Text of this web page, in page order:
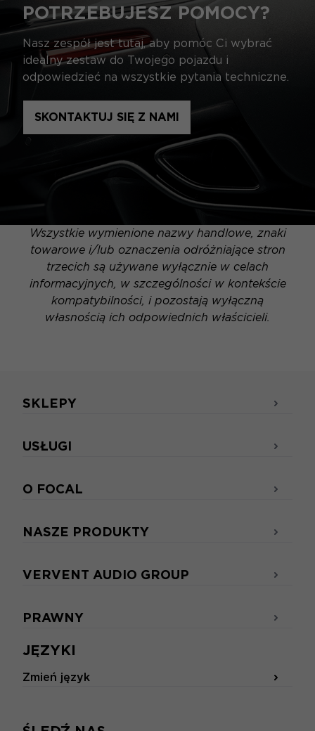
POTRZEBUJESZ POMOCY?
Nasz zespół jest tutaj, aby pomóc Ci wybrać
idealny zestaw do Twojego pojazdu i
odpowiedzieć na wszystkie pytania techniczne.
SKONTAKTUJ SIĘ Z NAMI
Wszystkie wymienione nazwy handlowe, znaki
towarowe i/lub oznaczenia odróżniające stron
trzecich są używane wyłącznie w celach
informacyjnych, w szczególności w kontekście
kompatybilności, i pozostają wyłączną
własnością ich odpowiednich właścicieli.
JĘZYKI
Zmień język
SKLEPY
USŁUGI
O FOCAL
NASZE PRODUKTY
VERVENT AUDIO GROUP
PRAWNY